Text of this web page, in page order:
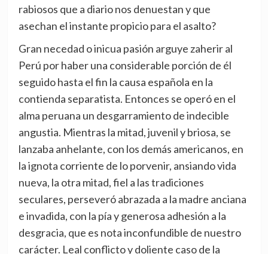
rabiosos que a diario nos denuestan y que
asechan el instante propicio para el asalto?
Gran necedad o inicua pasión arguye zaherir al
Perú por haber una considerable porción de él
seguido hasta el fin la causa española en la
contienda separatista. Entonces se operó en el
alma peruana un desgarramiento de indecible
angustia. Mientras la mitad, juvenil y briosa, se
lanzaba anhelante, con los demás americanos, en
la ignota corriente de lo porvenir, ansiando vida
nueva, la otra mitad, fiel a las tradiciones
seculares, perseveró abrazada a la madre anciana
e invadida, con la pía y generosa adhesión a la
desgracia, que es nota inconfundible de nuestro
carácter. Leal conflicto y doliente caso de la